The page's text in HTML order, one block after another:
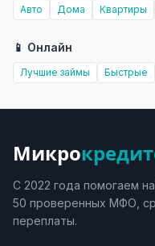
Авто Дома Квартиры
📱 Онлайн
Лучшие займы Быстрые
Микро
С 2022 года помогаем
50 проверенных МФО,
переплаты.